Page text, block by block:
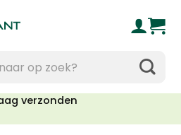
verzonden